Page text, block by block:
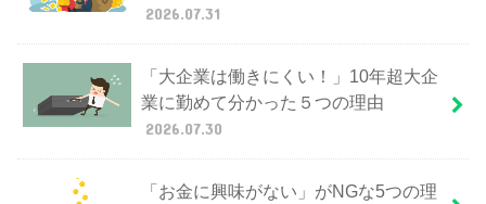
2026.07.31
「大企業は働きにくい！」10年超大企
業に勤めて分かった５つの理由
2026.07.30
「お金に興味がない」がNGな5つの理